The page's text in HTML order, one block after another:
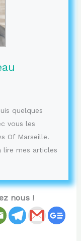
quelques
vous les
Of Marseille.
lire mes articles
nous !